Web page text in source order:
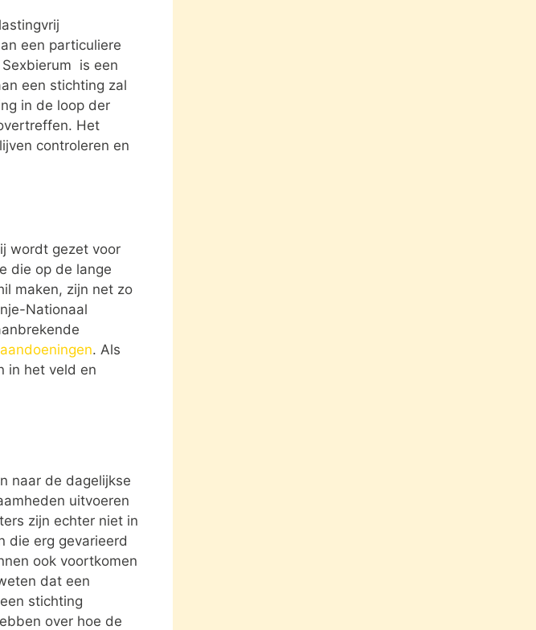
een particuliere
is een
een stichting zal
in de loop der
Het
controleren en
wordt gezet voor
die op de lange
maken, zijn net zo
Nationaal
aandoeningen. Als
in het veld en
naar de dagelijkse
uitvoeren
zijn echter niet in
die erg gevarieerd
ook voortkomen
dat een
stichting
over hoe de